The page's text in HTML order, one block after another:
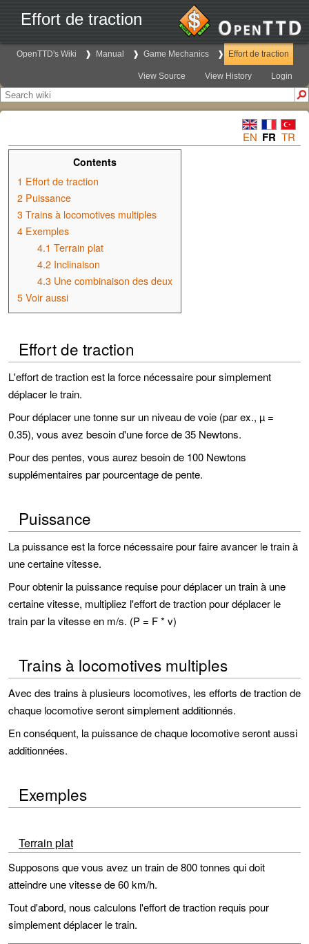
Effort de traction
OpenTTD's Wiki Manual Game Mechanics Effort de traction
View Source View History Login
EN FR TR
Contents
1 Effort de traction
2 Puissance
3 Trains à locomotives multiples
4 Exemples
4.1 Terrain plat
4.2 Inclinaison
4.3 Une combinaison des deux
5 Voir aussi
Effort de traction
L'effort de traction est la force nécessaire pour simplement
déplacer le train.
Pour déplacer une tonne sur un niveau de voie (par ex., µ =
0.35), vous avez besoin d'une force de 35 Newtons.
Pour des pentes, vous aurez besoin de 100 Newtons
supplémentaires par pourcentage de pente.
Puissance
La puissance est la force nécessaire pour faire avancer le train à
une certaine vitesse.
Pour obtenir la puissance requise pour déplacer un train à une
certaine vitesse, multipliez l'effort de traction pour déplacer le
train par la vitesse en m/s. (P = F * v)
Trains à locomotives multiples
Avec des trains à plusieurs locomotives, les efforts de traction de
chaque locomotive seront simplement additionnés.
En conséquent, la puissance de chaque locomotive seront aussi
additionnées.
Exemples
Terrain plat
Supposons que vous avez un train de 800 tonnes qui doit
atteindre une vitesse de 60 km/h.
Tout d'abord, nous calculons l'effort de traction requis pour
simplement déplacer le train.